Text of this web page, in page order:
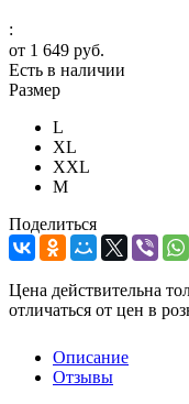
:
от 1 649 руб.
Есть в наличии
Размер
L
XL
XXL
М
Поделиться
Цена действительна
отличаться от цен в
Описание
Отзывы